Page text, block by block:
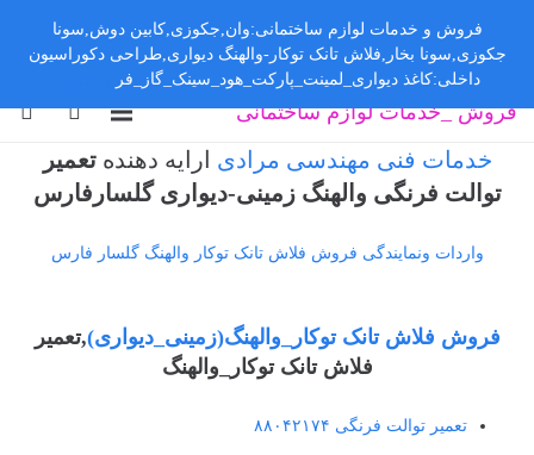
فروش _خدمات لوازم ساختمانی
خدمات فنی مهندسی مرادی ارایه دهندهتعمیر
توالت فرنگی والهنگ زمینی-دیواری گلسارفارس
واردات ونمایندگی فروش فلاش تانک توکار والهنگ گلسار فارس
فروش فلاش تانک توکار_والهنگ(زمینی_دیواری),تعمیر
فلاش تانک توکار_والهنگ
تعمیر توالت فرنگی ۸۸۰۴۲۱۷۴
فروش و خدمات لوازم ساختمانی:وان,جکوزی,کابین دوش,سونا
جکوزی,سونا بخار,فلاش تانک توکار-والهنگ دیواری,طراحی دکوراسیون
داخلی:کاغذ دیواری_لمینت_پارکت_هود_سینک_گاز_فر